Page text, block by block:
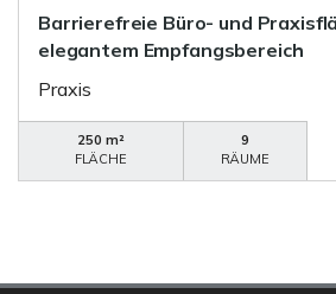
Barrierefreie Büro- und
elegantem Empfangsbereich
Praxis
250 m²
FLÄCHE
9
RÄUME